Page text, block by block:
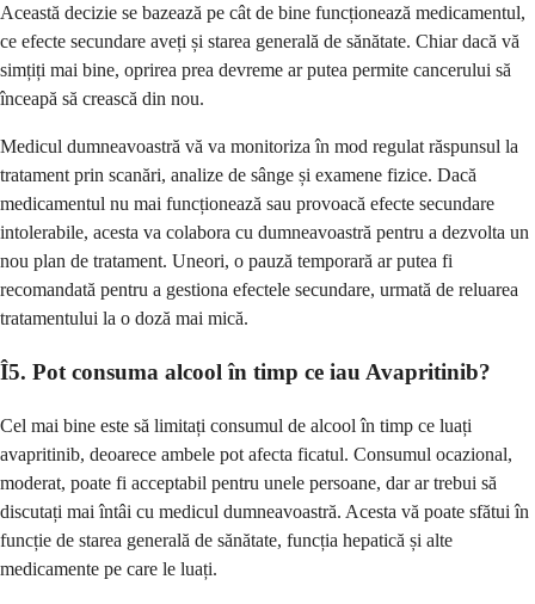
Această decizie se bazează pe cât de bine funcționează medicamentul,
ce efecte secundare aveți și starea generală de sănătate. Chiar dacă vă
simțiți mai bine, oprirea prea devreme ar putea permite cancerului să
înceapă să crească din nou.
Medicul dumneavoastră vă va monitoriza în mod regulat răspunsul la
tratament prin scanări, analize de sânge și examene fizice. Dacă
medicamentul nu mai funcționează sau provoacă efecte secundare
intolerabile, acesta va colabora cu dumneavoastră pentru a dezvolta un
nou plan de tratament. Uneori, o pauză temporară ar putea fi
recomandată pentru a gestiona efectele secundare, urmată de reluarea
tratamentului la o doză mai mică.
Î5. Pot consuma alcool în timp ce iau Avapritinib?
Cel mai bine este să limitați consumul de alcool în timp ce luați
avapritinib, deoarece ambele pot afecta ficatul. Consumul ocazional,
moderat, poate fi acceptabil pentru unele persoane, dar ar trebui să
discutați mai întâi cu medicul dumneavoastră. Acesta vă poate sfătui în
funcție de starea generală de sănătate, funcția hepatică și alte
medicamente pe care le luați.